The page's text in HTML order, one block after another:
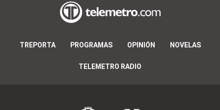
TREPORTA PROGRAMAS OPINIÓN NOVELAS
TELEMETRO RADIO